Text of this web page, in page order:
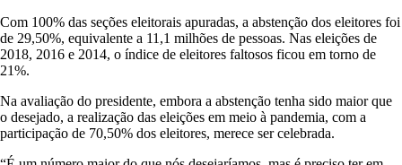
Com 100% das seções eleitorais apuradas, a abstenção dos eleitores foi
de 29,50%, equivalente a 11,1 milhões de pessoas. Nas eleições de
2018, 2016 e 2014, o índice de eleitores faltosos ficou em torno de
21%.
Na avaliação do presidente, embora a abstenção tenha sido maior que
o desejado, a realização das eleições em meio à pandemia, com a
participação de 70,50% dos eleitores, merece ser celebrada.